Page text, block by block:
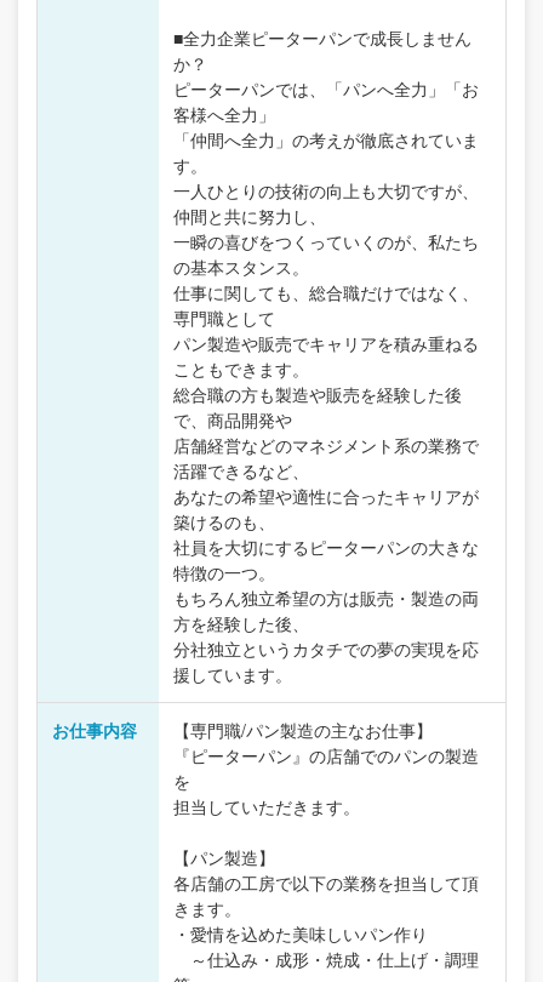
■全力企業ピーターパンで成長しません
か？
ピーターパンでは、「パンへ全力」「お
客様へ全力」
「仲間へ全力」の考えが徹底されていま
す。
一人ひとりの技術の向上も大切ですが、
仲間と共に努力し、
一瞬の喜びをつくっていくのが、私たち
の基本スタンス。
仕事に関しても、総合職だけではなく、
専門職として
パン製造や販売でキャリアを積み重ねる
こともできます。
総合職の方も製造や販売を経験した後
で、商品開発や
店舗経営などのマネジメント系の業務で
活躍できるなど、
あなたの希望や適性に合ったキャリアが
築けるのも、
社員を大切にするピーターパンの大きな
特徴の一つ。
もちろん独立希望の方は販売・製造の両
方を経験した後、
分社独立というカタチでの夢の実現を応
援しています。
お仕事内容
【専門職/パン製造の主なお仕事】
『ピーターパン』の店舗でのパンの製造
を
担当していただきます。
【パン製造】
各店舗の工房で以下の業務を担当して頂
きます。
・愛情を込めた美味しいパン作り
～仕込み・成形・焼成・仕上げ・調理